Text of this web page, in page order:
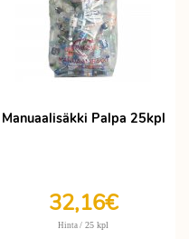
Manuaalisäkki Palpa 25kpl
32,16€
Hinta / 25 kpl